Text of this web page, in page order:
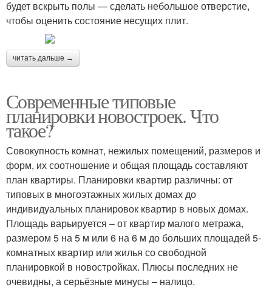
будет вскрыть полы — сделать небольшое отверстие,
чтобы оценить состояние несущих плит.
читать дальше →
Современные типовые
планировки новостроек. Что
такое?
Совокупность комнат, нежилых помещений, размеров и
форм, их соотношение и общая площадь составляют
план квартиры. Планировки квартир различны: от
типовых в многоэтажных жилых домах до
индивидуальных планировок квартир в новых домах.
Площадь варьируется – от квартир малого метража,
размером 5 на 5 м или 6 на 6 м до больших площадей 5-
комнатных квартир или жилья со свободной
планировкой в новостройках. Плюсы последних не
очевидны, а серьёзные минусы – налицо.